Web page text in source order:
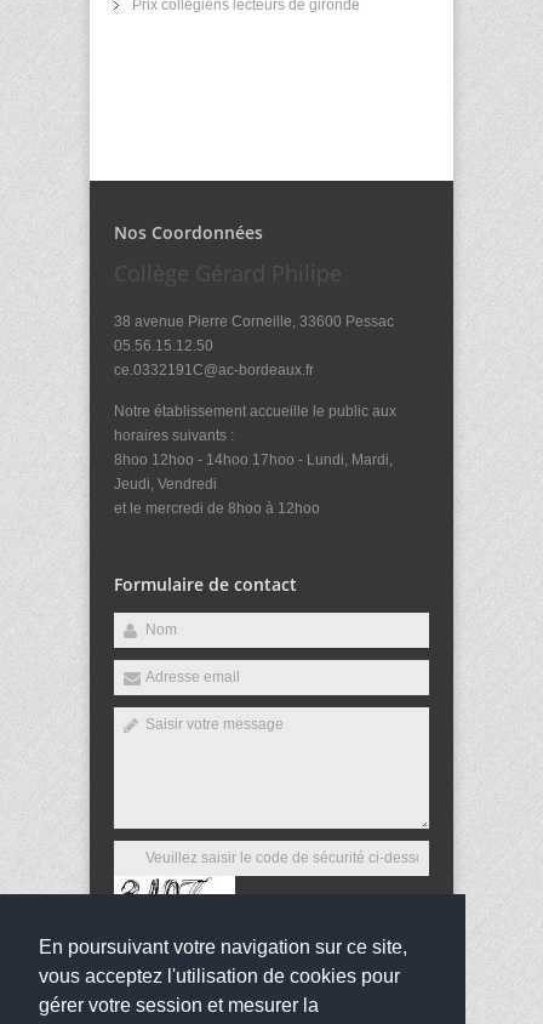
En poursuivant votre navigation sur ce site,
vous acceptez l'utilisation de cookies pour
gérer votre session et mesurer la
Prix collégiens lecteurs de gironde
Nos Coordonnées
Collège Gérard Philipe
38 avenue Pierre Corneille, 33600 Pessac
05.56.15.12.50
ce.0332191C@ac-bordeaux.fr
Notre établissement accueille le public aux
horaires suivants :
8hoo 12hoo - 14hoo 17hoo - Lundi, Mardi,
Jeudi, Vendredi
et le mercredi de 8hoo à 12hoo
Formulaire de contact
Envoyer